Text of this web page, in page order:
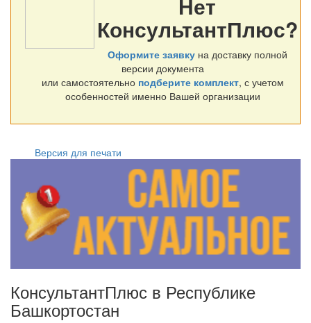
КонсультантПлюс?
Оформите заявкуна доставку полной
версии документа
или самостоятельно подберите комплект, с учетом
особенностей именно Вашей организации
Версия для печати
КонсультантПлюс в Республике
Башкортостан